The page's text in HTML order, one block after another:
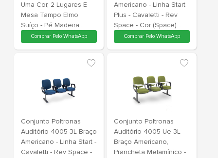
Auditório 4009 3L C/ L
2048 Fixo - Linha Start -
Cavaletti - Rev Grid -
Cor (Grid) Rosa Malva
Comprar Pelo WhatsApp
36075
Uma Cor, 3 Lugares
Tampo
Madeira
Linha Duo -
Rev Grid -
Rosa Pitaya
Comprar